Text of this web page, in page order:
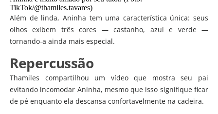
TikTok/@thamiles.tavares)
Além de linda, Aninha tem uma característica única: seus
olhos exibem três cores — castanho, azul e verde —
tornando-a ainda mais especial.
Repercussão
Thamiles compartilhou um vídeo que mostra seu pai
evitando incomodar Aninha, mesmo que isso signifique ficar
de pé enquanto ela descansa confortavelmente na cadeira.